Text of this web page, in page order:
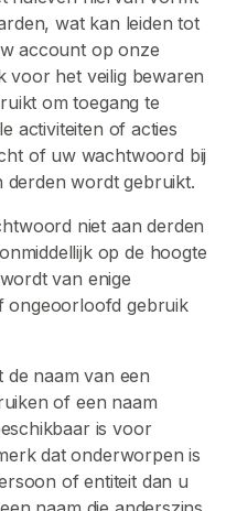
wat kan leiden tot
account op onze
voor het veilig bewaren
om toegang te
activiteiten of acties
of uw wachtwoord bij
derden wordt gebruikt.
niet aan derden
op de hoogte
van enige
ongeoorloofd gebruik
de naam van een
of een naam
is voor
dat onderworpen is
of entiteit dan u